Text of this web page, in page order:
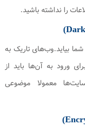
را نداشته باشید.
بیاید.وب‌های تاریک به
ورود به آن‌ها باید از
معمولا موضوعی